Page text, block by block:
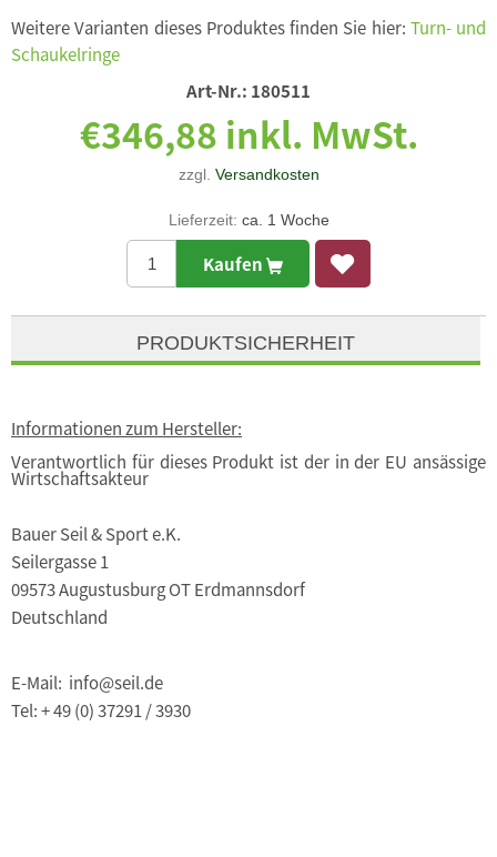
Weitere Varianten dieses Produktes finden Sie hier: Turn- und
Schaukelringe
Art-Nr.: 180511
€346,88 inkl. MwSt.
zzgl. Versandkosten
Lieferzeit: ca. 1 Woche
Kaufen
PRODUKTSICHERHEIT
Informationen zum Hersteller:
Verantwortlich für dieses Produkt ist der in der EU ansässige
Wirtschaftsakteur
Bauer Seil & Sport e.K.
Seilergasse 1
09573 Augustusburg OT Erdmannsdorf
Deutschland
E-Mail: info@seil.de
Tel: + 49 (0) 37291 / 3930